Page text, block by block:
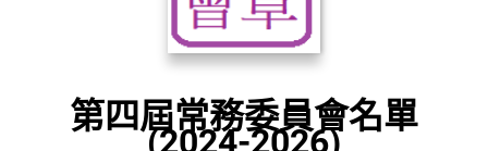
第四屆常務委員會名單